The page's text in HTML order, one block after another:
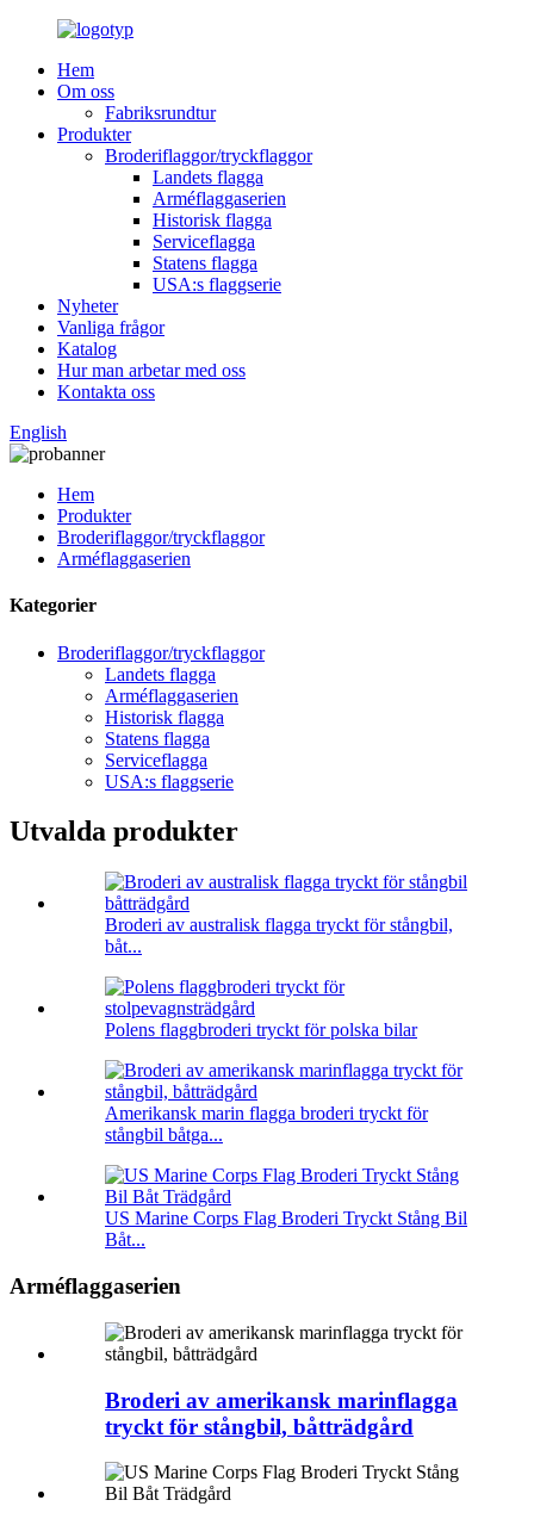
Hem
Om oss
Fabriksrundtur
Produkter
Broderiflaggor/tryckflaggor
Landets flagga
Arméflaggaserien
Historisk flagga
Serviceflagga
Statens flagga
USA:s flaggserie
Nyheter
Vanliga frågor
Katalog
Hur man arbetar med oss
Kontakta oss
English
Hem
Produkter
Broderiflaggor/tryckflaggor
Arméflaggaserien
Kategorier
Broderiflaggor/tryckflaggor
Landets flagga
Arméflaggaserien
Historisk flagga
Statens flagga
Serviceflagga
USA:s flaggserie
Utvalda produkter
Broderi av australisk flagga tryckt för stångbil,
båt...
Polens flaggbroderi tryckt för polska bilar
Amerikansk marin flagga broderi tryckt för
stångbil båtga...
US Marine Corps Flag Broderi Tryckt Stång Bil
Båt...
Arméflaggaserien
Broderi av amerikansk marinflagga
tryckt för stångbil, båtträdgård